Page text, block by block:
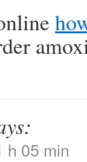
h 05 min